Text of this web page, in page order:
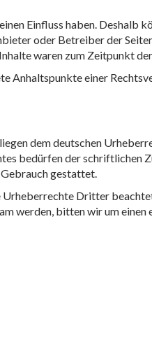
Einfluss haben. Deshalb
oder Betreiber der
waren zum Zeitpunkt
Anhaltspunkte einer
dem deutschen
bedürfen der schriftlichen
gestattet.
Dritter
werden, bitten wir um